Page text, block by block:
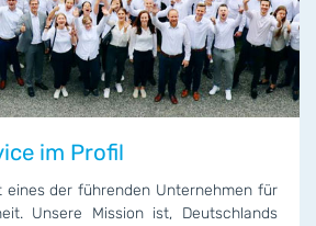
im Profil
eines der führenden Unternehmen für
Unsere Mission ist, Deutschlands